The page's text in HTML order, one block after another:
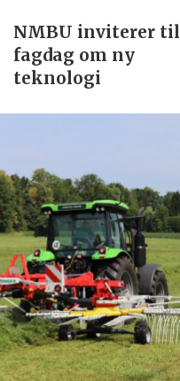
NMBU inviterer til
fagdag om ny
teknologi